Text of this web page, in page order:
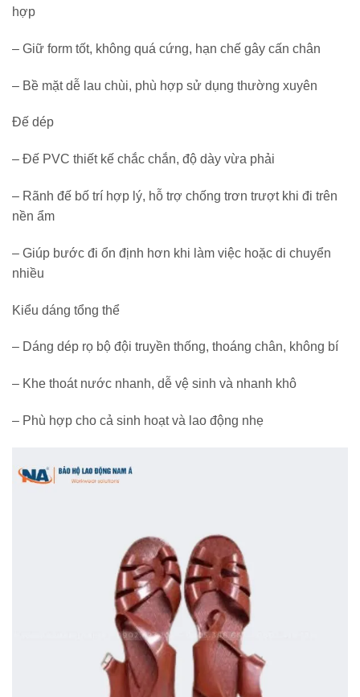
hợp
– Giữ form tốt, không quá cứng, hạn chế gây cấn chân
– Bề mặt dễ lau chùi, phù hợp sử dụng thường xuyên
Đế dép
– Đế PVC thiết kế chắc chắn, độ dày vừa phải
– Rãnh đế bố trí hợp lý, hỗ trợ chống trơn trượt khi đi trên
nền ẩm
– Giúp bước đi ổn định hơn khi làm việc hoặc di chuyển
nhiều
Kiểu dáng tổng thể
– Dáng dép rọ bộ đội truyền thống, thoáng chân, không bí
– Khe thoát nước nhanh, dễ vệ sinh và nhanh khô
– Phù hợp cho cả sinh hoạt và lao động nhẹ